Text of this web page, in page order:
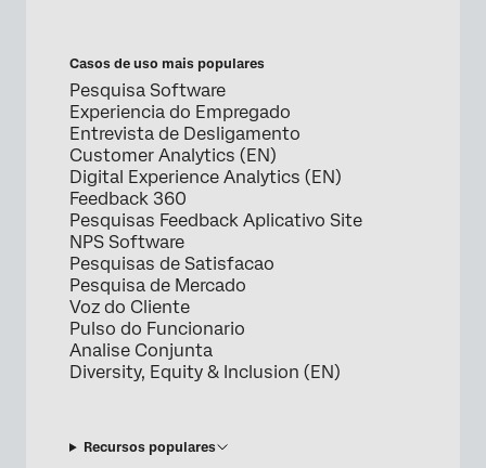
Casos de uso mais populares
Pesquisa Software
Experiencia do Empregado
Entrevista de Desligamento
Customer Analytics (EN)
Digital Experience Analytics (EN)
Feedback 360
Pesquisas Feedback Aplicativo Site
NPS Software
Pesquisas de Satisfacao
Pesquisa de Mercado
Voz do Cliente
Pulso do Funcionario
Analise Conjunta
Diversity, Equity & Inclusion (EN)
Recursos populares